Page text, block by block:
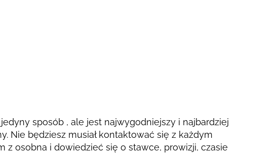
sposób , ale jest najwygodniejszy i najbardziej
Nie będziesz musiał kontaktować się z każdym
z osobna i dowiedzieć się o stawce, prowizji, czasie